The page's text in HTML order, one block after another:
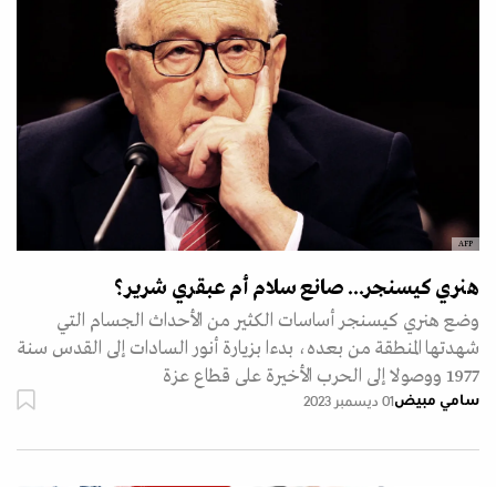
AFP
هنري كيسنجر... صانع سلام أم عبقري شرير؟
وضع هنري كيسنجر أساسات الكثير من الأحداث الجسام التي
شهدتها المنطقة من بعده، بدءا بزيارة أنور السادات إلى القدس سنة
1977 ووصولا إلى الحرب الأخيرة على قطاع عزة
سامي مبيض 01 ديسمبر 2023